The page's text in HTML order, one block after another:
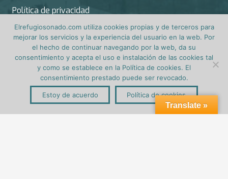
Política de privacidad
Aviso Legal
Consentimiento expreso de datos
Condiciones, uso y términos de contratación
Política de cookies
Translate »
Elrefugiosonado.com utiliza cookies propias y de terceros para
mejorar los servicios y la experiencia del usuario en la web. Por
el hecho de continuar navegando por la web, da su
consentimiento y acepta el uso e instalación de las cookies tal
y como se establece en la Política de cookies. El
consentimiento prestado puede ser revocado.
Estoy de acuerdo Política de cookies